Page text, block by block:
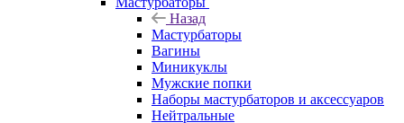
Назад
Мастурбаторы
Вагины
Миникуклы
Мужские попки
Наборы мастурбаторов и аксессуаров
Нейтральные